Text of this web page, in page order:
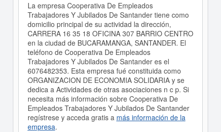
La empresa Cooperativa De Empleados
Trabajadores Y Jubilados De Santander tiene como
domicilio principal de su actividad la dirección,
CARRERA 16 35 18 OFICINA 307 BARRIO CENTRO
en la ciudad de BUCARAMANGA, SANTANDER. El
teléfono de Cooperativa De Empleados
Trabajadores Y Jubilados De Santander es el
6076482353. Esta empresa fué constituida como
ORGANIZACION DE ECONOMIA SOLIDARIA y se
dedica a Actividades de otras asociaciones n c p. Si
necesita más información sobre Cooperativa De
Empleados Trabajadores Y Jubilados De Santander
regístrese y acceda gratis a más información de la
empresa.